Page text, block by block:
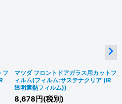
フ
マツダ フロントドアガラス用カットフ
ィルム(フィルム:サステナクリア (IR
透明遮熱フィルム))
8,678 円(税別)